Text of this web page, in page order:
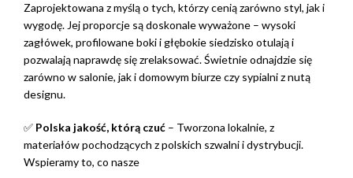
Zaprojektowana z myślą o tych, którzy cenią zarówno styl, jak i
wygodę. Jej proporcje są doskonale wyważone – wysoki
zagłówek, profilowane boki i głębokie siedzisko otulają i
pozwalają naprawdę się zrelaksować. Świetnie odnajdzie się
zarówno w salonie, jak i domowym biurze czy sypialni z nutą
designu.
✅ Polska jakość, którą czuć – Tworzona lokalnie, z
materiałów pochodzących z polskich szwalni i dystrybucji.
Wspieramy to, co nasze